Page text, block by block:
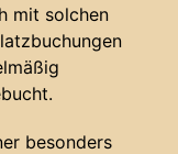
mit solchen
besonders